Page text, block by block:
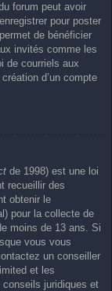
forum peut avoir
pour poster
de bénéficier
invités comme les
de courriels aux
d’un compte
de 1998) est une loi
recueillir des
obtenir le
pour la collecte de
moins de 13 ans. Si
vous vous
un conseiller
et les
conseils juridiques et